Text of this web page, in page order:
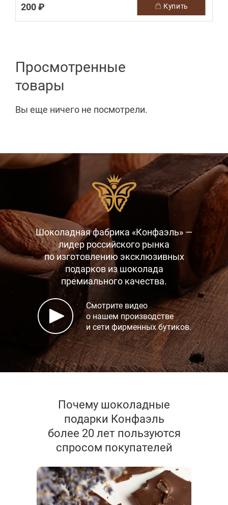
200 ₽ купить
Просмотренные
товары
Вы еще ничего не посмотрели.
Шоколадная фабрика «Конфаэль» —
лидер российского рынка
по изготовлению эксклюзивных
подарков из шоколада
премиального качества.
Смотрите видео
о нашем производстве
и сети фирменных бутиков.
Почему шоколадные
подарки Конфаэль
более 20 лет пользуются
спросом покупателей